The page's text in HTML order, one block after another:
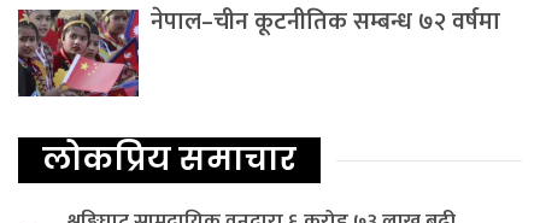
नेपाल–चीन कूटनीतिक सम्बन्ध ७२ वर्षमा
लोकप्रिय समाचार